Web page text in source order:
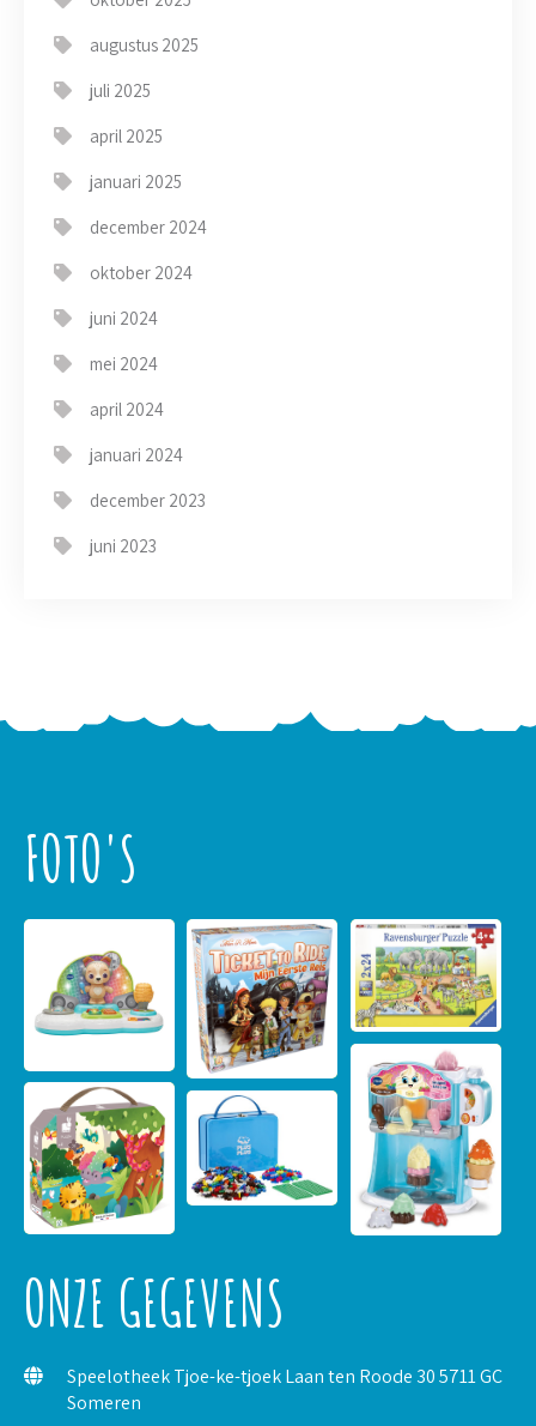
augustus 2025
juli 2025
april 2025
januari 2025
december 2024
oktober 2024
juni 2024
mei 2024
april 2024
januari 2024
december 2023
juni 2023
FOTO'S
ONZE GEGEVENS
Speelotheek Tjoe-ke-tjoek Laan ten Roode 30 5711 GC
Someren